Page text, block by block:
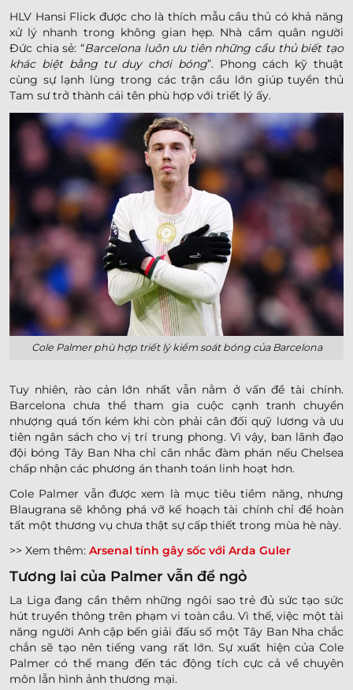
HLV Hansi Flick được cho là thích mẫu cầu thủ có khả năng
xử lý nhanh trong không gian hẹp. Nhà cầm quân người
Đức chia sẻ: “Barcelona luôn ưu tiên những cầu thủ biết tạo
khác biệt bằng tư duy chơi bóng”. Phong cách kỹ thuật
cùng sự lạnh lùng trong các trận cầu lớn giúp tuyển thủ
Tam sư trở thành cái tên phù hợp với triết lý ấy.
Cole Palmer phù hợp triết lý kiểm soát bóng của Barcelona
Tuy nhiên, rào cản lớn nhất vẫn nằm ở vấn đề tài chính.
Barcelona chưa thể tham gia cuộc cạnh tranh chuyển
nhượng quá tốn kém khi còn phải cân đối quỹ lương và ưu
tiên ngân sách cho vị trí trung phong. Vì vậy, ban lãnh đạo
đội bóng Tây Ban Nha chỉ cân nhắc đàm phán nếu Chelsea
chấp nhận các phương án thanh toán linh hoạt hơn.
Cole Palmer vẫn được xem là mục tiêu tiềm năng, nhưng
Blaugrana sẽ không phá vỡ kế hoạch tài chính chỉ để hoàn
tất một thương vụ chưa thật sự cấp thiết trong mùa hè này.
>> Xem thêm: Arsenal tính gây sốc với Arda Guler
Tương lai của Palmer vẫn để ngỏ
La Liga đang cần thêm những ngôi sao trẻ đủ sức tạo sức
hút truyền thông trên phạm vi toàn cầu. Vì thế, việc một tài
năng người Anh cập bến giải đấu số một Tây Ban Nha chắc
chắn sẽ tạo nên tiếng vang rất lớn. Sự xuất hiện của Cole
Palmer có thể mang đến tác động tích cực cả về chuyên
môn lẫn hình ảnh thương mại.